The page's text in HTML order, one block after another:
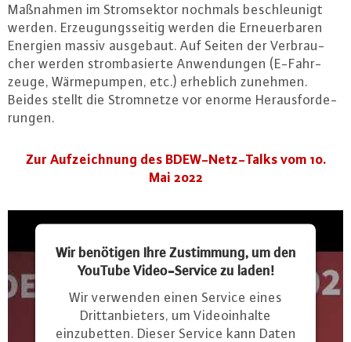
Maßnahmen im Strom­sek­tor nochmals be­schleu­nigt
werden. Er­zeu­gungs­sei­tig werden die Er­neu­er­ba­ren
Energien massiv ausgebaut. Auf Seiten der Ver­brau­
cher werden strom­ba­sier­te An­wen­dun­gen (E-Fahr­
zeu­ge, Wär­me­pum­pen, etc.) erheblich zunehmen.
Beides stellt die Strom­net­ze vor enorme Her­aus­for­de­
run­gen.
Zur Auf­zeich­nung des BDEW-Netz-Talks vom 10.
Mai 2022
Wir benötigen Ihre Zustimmung, um den
YouTube Video-Service zu laden!
Wir verwenden einen Service eines
Drittanbieters, um Videoinhalte
einzubetten. Dieser Service kann Daten